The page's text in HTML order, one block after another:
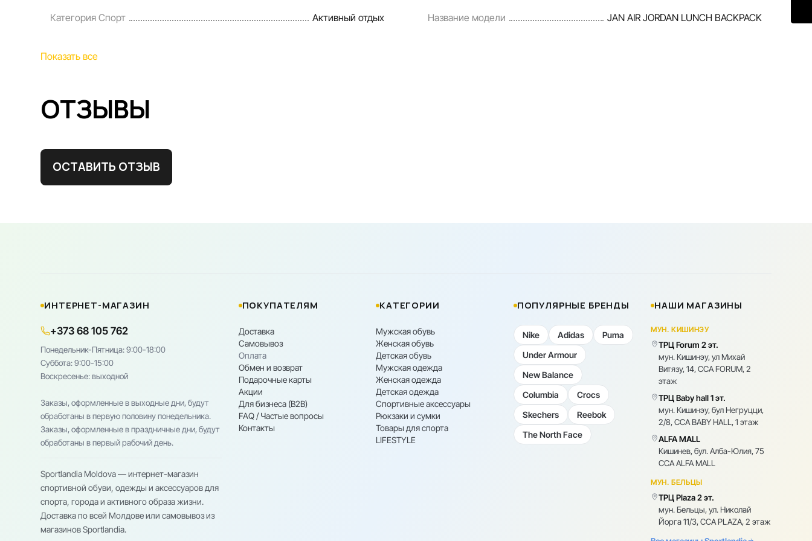
Категория Спорт Активный отдых Название модели JAN AIR JORDAN LUNCH BACKPACK
Показать все
ОТЗЫВЫ
ОСТАВИТЬ ОТЗЫВ
ИНТЕРНЕТ-МАГАЗИН
+373 68 105 762
Понедельник-Пятница: 9:00-18:00
Cуббота: 9:00-15:00
Воскресенье: выходной
Заказы, оформленные в выходные дни, будут
обработаны в первую половину понедельника.
Заказы, оформленные в праздничные дни, будут
обработаны в первый рабочий день.
Sportlandia Moldova — интернет-магазин
спортивной обуви, одежды и аксессуаров для
спорта, города и активного образа жизни.
Доставка по всей Молдове или самовывоз из
магазинов Sportlandia.
ПОКУПАТЕЛЯМ
Доставка
Самовывоз
Оплата
Обмен и возврат
Подарочные карты
Акции
Для бизнеса (B2B)
FAQ / Частые вопросы
Контакты
КАТЕГОРИИ
Мужская обувь
Женская обувь
Детская обувь
Мужская одежда
Женская одежда
Детская одежда
Спортивные аксессуары
Рюкзаки и сумки
Товары для спорта
LIFESTYLE
ПОПУЛЯРНЫЕ БРЕНДЫ
Nike Adidas
Puma
Under Armour
New Balance
Columbia
Crocs
Skechers
Reebok
The North Face
НАШИ МАГАЗИНЫ
МУН. КИШИНЭУ
ТРЦ Forum 2 эт.
мун. Кишинэу, ул Михай
Витязу, 14, CCA FORUM, 2
этаж
ТРЦ Baby hall 1 эт.
мун. Кишинэу, бул Негруцци,
2/8, CCA BABY HALL, 1 этаж
ALFA MALL
Кишинев, бул. Алба-Юлия, 75
CCA ALFA MALL
МУН. БЕЛЬЦЫ
ТРЦ Plaza 2 эт.
мун. Бельцы, ул. Николай
Йорга 11/3, CCA PLAZA, 2 этаж